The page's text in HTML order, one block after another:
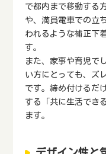
で都内まで移動する
や、満員電車での立
われるような補正下
す。
また、家事や育児で
い方にとっても、ズ
です。締め付けるだ
する「共に生活でき
ます。